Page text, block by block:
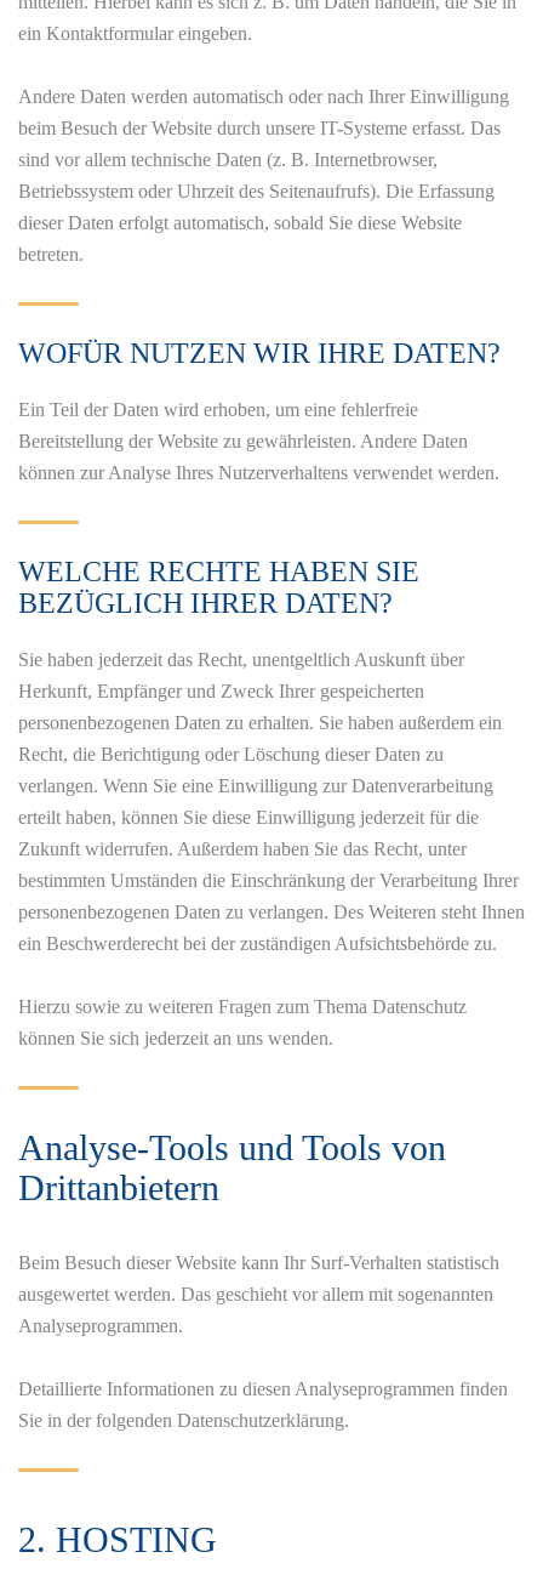
ein Kontaktformular eingeben.
Andere Daten werden automatisch oder nach Ihrer Einwilligung
beim Besuch der Website durch unsere IT-Systeme erfasst. Das
sind vor allem technische Daten (z. B. Internetbrowser,
Betriebssystem oder Uhrzeit des Seitenaufrufs). Die Erfassung
dieser Daten erfolgt automatisch, sobald Sie diese Website
betreten.
WOFÜR NUTZEN WIR IHRE DATEN?
Ein Teil der Daten wird erhoben, um eine fehlerfreie
Bereitstellung der Website zu gewährleisten. Andere Daten
können zur Analyse Ihres Nutzerverhaltens verwendet werden.
WELCHE RECHTE HABEN SIE
BEZÜGLICH IHRER DATEN?
Sie haben jederzeit das Recht, unentgeltlich Auskunft über
Herkunft, Empfänger und Zweck Ihrer gespeicherten
personenbezogenen Daten zu erhalten. Sie haben außerdem ein
Recht, die Berichtigung oder Löschung dieser Daten zu
verlangen. Wenn Sie eine Einwilligung zur Datenverarbeitung
erteilt haben, können Sie diese Einwilligung jederzeit für die
Zukunft widerrufen. Außerdem haben Sie das Recht, unter
bestimmten Umständen die Einschränkung der Verarbeitung Ihrer
personenbezogenen Daten zu verlangen. Des Weiteren steht Ihnen
ein Beschwerderecht bei der zuständigen Aufsichtsbehörde zu.
Hierzu sowie zu weiteren Fragen zum Thema Datenschutz
können Sie sich jederzeit an uns wenden.
Analyse-Tools und Tools von
Dritt­anbietern
Beim Besuch dieser Website kann Ihr Surf-Verhalten statistisch
ausgewertet werden. Das geschieht vor allem mit sogenannten
Analyseprogrammen.
Detaillierte Informationen zu diesen Analyseprogrammen finden
Sie in der folgenden Datenschutzerklärung.
2. HOSTING